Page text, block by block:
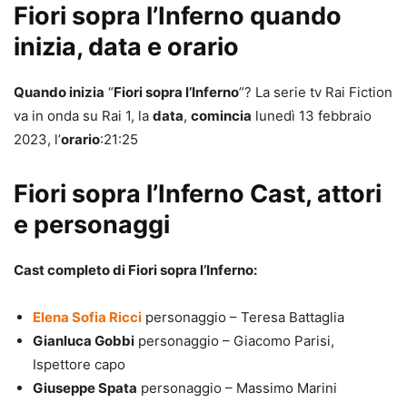
Fiori sopra l’Inferno quando
inizia, data e orario
Quando inizia “Fiori sopra l’Inferno”? La serie tv Rai Fiction
va in onda su Rai 1, la data, comincia lunedì 13 febbraio
2023, l’orario:21:25
Fiori sopra l’Inferno Cast, attori
e personaggi
Cast completo di Fiori sopra l’Inferno:
Elena Sofia Ricci personaggio – Teresa Battaglia
Gianluca Gobbi personaggio – Giacomo Parisi,
Ispettore capo
Giuseppe Spata personaggio – Massimo Marini